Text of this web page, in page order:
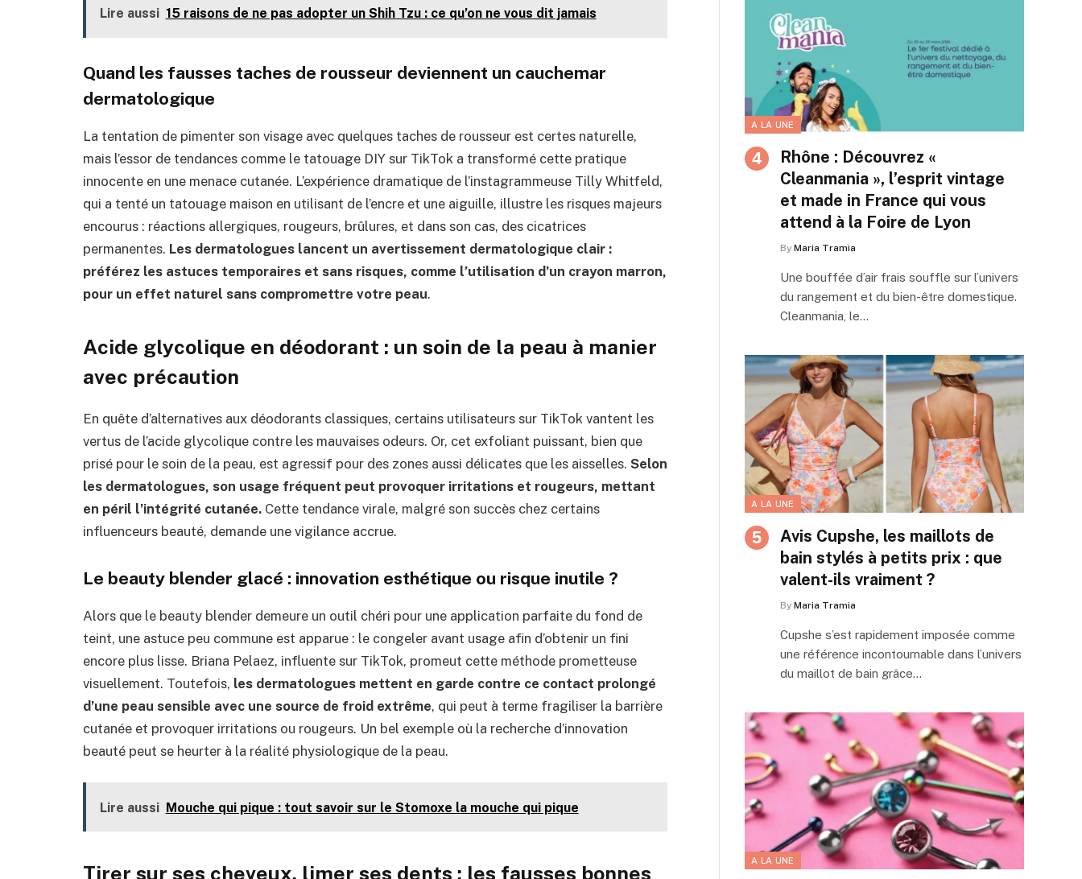
Lire aussi 15 raisons de ne pas adopter un Shih Tzu : ce qu’on ne vous dit jamais
Quand les fausses taches de rousseur deviennent un cauchemar
dermatologique
La tentation de pimenter son visage avec quelques taches de rousseur est certes naturelle,
mais l’essor de tendances comme le tatouage DIY sur TikTok a transformé cette pratique
innocente en une menace cutanée. L’expérience dramatique de l’instagrammeuse Tilly Whitfeld,
qui a tenté un tatouage maison en utilisant de l’encre et une aiguille, illustre les risques majeurs
encourus : réactions allergiques, rougeurs, brûlures, et dans son cas, des cicatrices
permanentes. Les dermatologues lancent un avertissement dermatologique clair :
préférez les astuces temporaires et sans risques, comme l’utilisation d’un crayon marron,
pour un effet naturel sans compromettre votre peau.
Acide glycolique en déodorant : un soin de la peau à manier
avec précaution
En quête d’alternatives aux déodorants classiques, certains utilisateurs sur TikTok vantent les
vertus de l’acide glycolique contre les mauvaises odeurs. Or, cet exfoliant puissant, bien que
prisé pour le soin de la peau, est agressif pour des zones aussi délicates que les aisselles. Selon
les dermatologues, son usage fréquent peut provoquer irritations et rougeurs, mettant
en péril l’intégrité cutanée. Cette tendance virale, malgré son succès chez certains
influenceurs beauté, demande une vigilance accrue.
Le beauty blender glacé : innovation esthétique ou risque inutile ?
Alors que le beauty blender demeure un outil chéri pour une application parfaite du fond de
teint, une astuce peu commune est apparue : le congeler avant usage afin d’obtenir un fini
encore plus lisse. Briana Pelaez, influente sur TikTok, promeut cette méthode prometteuse
visuellement. Toutefois, les dermatologues mettent en garde contre ce contact prolongé
d’une peau sensible avec une source de froid extrême, qui peut à terme fragiliser la barrière
cutanée et provoquer irritations ou rougeurs. Un bel exemple où la recherche d’innovation
beauté peut se heurter à la réalité physiologique de la peau.
Lire aussi Mouche qui pique : tout savoir sur le Stomoxe la mouche qui pique
Tirer sur ses cheveux, limer ses dents : les fausses bonnes
A LA UNE
Rhône : Découvrez «
Cleanmania », l’esprit vintage
et made in France qui vous
attend à la Foire de Lyon
By Maria Tramia
Une bouffée d’air frais souffle sur l’univers
du rangement et du bien-être domestique.
Cleanmania, le…
A LA UNE
Avis Cupshe, les maillots de
bain stylés à petits prix : que
valent-ils vraiment ?
By Maria Tramia
Cupshe s’est rapidement imposée comme
une référence incontournable dans l’univers
du maillot de bain grâce…
A LA UNE